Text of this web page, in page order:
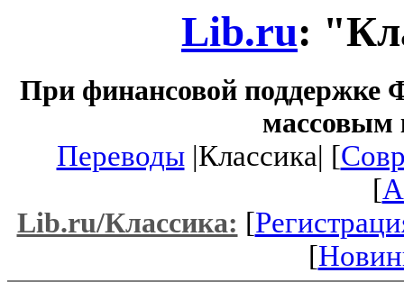
Lib.ru:
При финансовой поддержке
массовым
Переводы|Классика| [
[
Lib.ru/Классика: [
[